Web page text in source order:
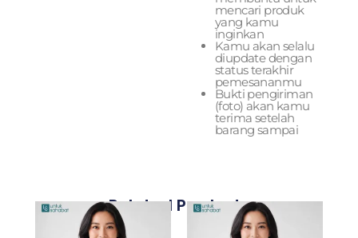
mencari produk
yang kamu
inginkan
Kamu akan selalu
diupdate dengan
status terakhir
pemesananmu
Bukti pengiriman
(foto) akan kamu
terima setelah
barang sampai
Related Products